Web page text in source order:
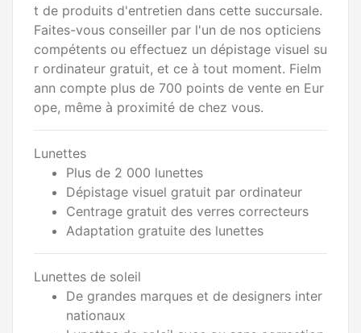
t de produits d'entretien dans cette succursale.
Faites-vous conseiller par l'un de nos opticiens
compétents ou effectuez un dépistage visuel su
r ordinateur gratuit, et ce à tout moment. Fielm
ann compte plus de 700 points de vente en Eur
ope, même à proximité de chez vous.
Lunettes
Plus de 2 000 lunettes
Dépistage visuel gratuit par ordinateur
Centrage gratuit des verres correcteurs
Adaptation gratuite des lunettes
Lunettes de soleil
De grandes marques et de designers inter
nationaux